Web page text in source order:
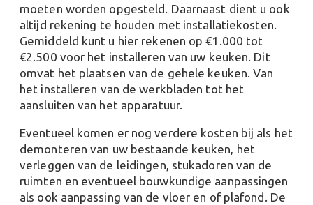
moeten worden opgesteld. Daarnaast dient u ook
altijd rekening te houden met installatiekosten.
Gemiddeld kunt u hier rekenen op €1.000 tot
€2.500 voor het installeren van uw keuken. Dit
omvat het plaatsen van de gehele keuken. Van
het installeren van de werkbladen tot het
aansluiten van het apparatuur.
Eventueel komen er nog verdere kosten bij als het
demonteren van uw bestaande keuken, het
verleggen van de leidingen, stukadoren van de
ruimten en eventueel bouwkundige aanpassingen
als ook aanpassing van de vloer en of plafond. De